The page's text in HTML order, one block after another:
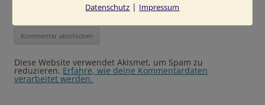
Diese Website verwendet Akismet, um Spam zu
reduzieren. Erfahre, wie deine Kommentardaten
verarbeitet werden.
Datenschutz | Impressum